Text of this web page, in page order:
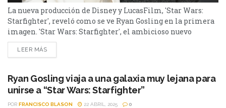
La nueva producción de Disney y LucasFilm, 'Star Wars:
Starfighter', reveló como se ve Ryan Gosling en la primera
imagen. 'Star Wars: Starfighter', el ambicioso nuevo
capítulo de la saga galáctica que ya rueda en el Reino Unido
bajo la dirección de Shawn Levy, puso primera. La
el 28 de mayo de 2027...
LEER MÁS
Ryan Gosling viaja a una galaxia muy lejana para
unirse a “Star Wars: Starfighter”
POR FRANCISCO BLASON 22 ABRIL, 2025 0